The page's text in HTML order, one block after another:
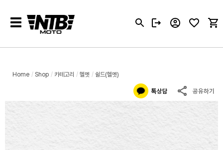
Toggle
navigation
Home Shop 카테고리 헬멧 쉴드(헬멧)